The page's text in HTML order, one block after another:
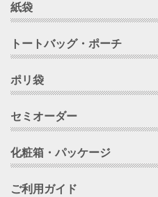
紙袋
トートバッグ・ポーチ
ポリ袋
セミオーダー
化粧箱・パッケージ
ご利用ガイド